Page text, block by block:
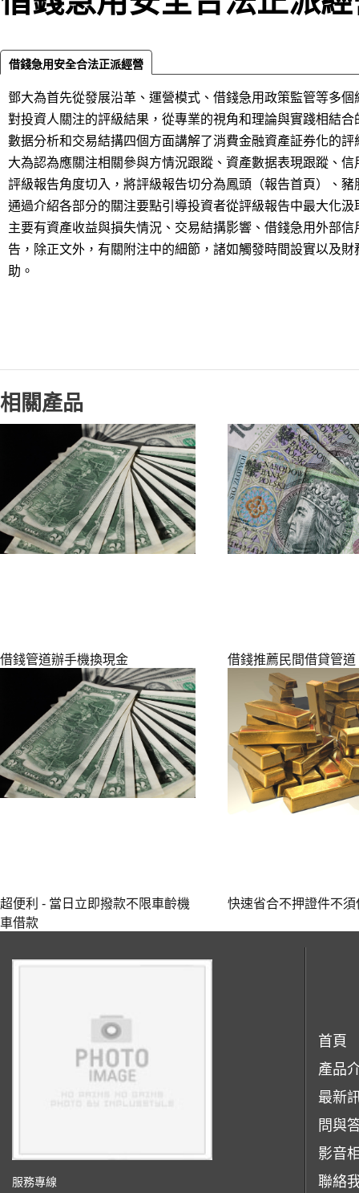
借錢急用安全合法正派經營
鄧大為首先從發展沿革、運營模式、借錢急用政策監管等多
對投資人關注的評級結果，從專業的視角和理論與實踐相結
數据分析和交易結搆四個方面講解了消費金融資產証券化的
大為認為應關注相關參與方情況跟蹤、資產數据表現跟蹤、
評級報告角度切入，將評級報告切分為鳳頭（報告首頁）、
通過介紹各部分的關注要點引導投資者從評級報告中最大化
主要有資產收益與損失情況、交易結搆影響、借錢急用外部
告，除正文外，有關附注中的細節，諸如觸發時間設實以及
助。
相關產品
借錢管道辦手機換現金 借錢推薦民間借貸管道
超便利 - 當日立即撥款不限車齡機
車借款
快速省合不押證件不
服務專線
首頁
產品
最新
問與
影音
聯絡